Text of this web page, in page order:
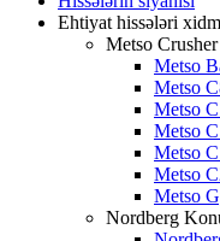
Ehtiyat hissələri
Metso
Metso
Metso
Metso
Metso
Metso
Metso
Metso
Nordberg